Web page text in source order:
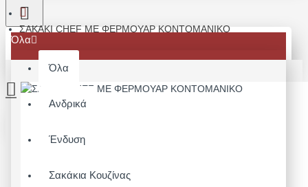
Όλα
Όλα
Ανδρικά
Ένδυση
Σακάκια Κουζίνας
ΣΑΚΑΚΙ CHEF ME ΦΕΡΜΟΥΑΡ ΚΟΝΤΟΜΑΝΙΚΟ